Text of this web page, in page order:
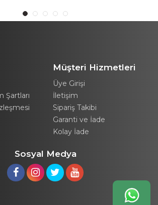
Şartları
Müşteri Hizmetleri
Üye Girişi
İletişim
Sipariş Takibi
Garanti ve İade
Kolay İade
Sosyal Medya